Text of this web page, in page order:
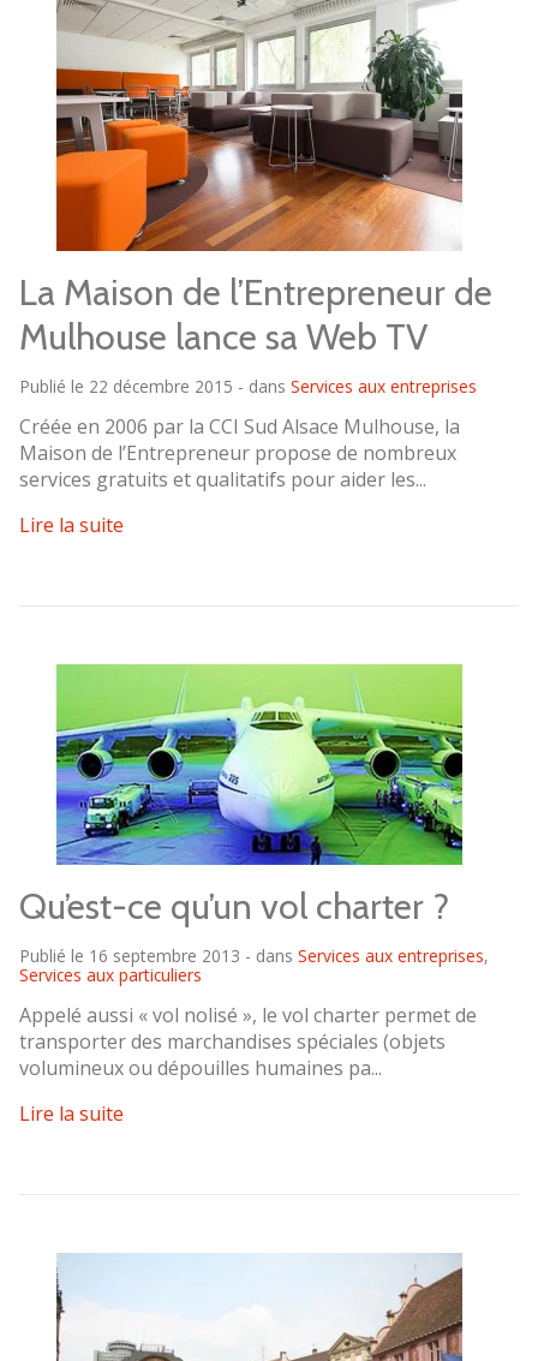
La Maison de l’Entrepreneur de
Mulhouse lance sa Web TV
Publié le 22 décembre 2015 - dans Services aux entreprises
Créée en 2006 par la CCI Sud Alsace Mulhouse, la
Maison de l’Entrepreneur propose de nombreux
services gratuits et qualitatifs pour aider les...
Lire la suite
Qu’est-ce qu’un vol charter ?
Publié le 16 septembre 2013 - dans Services aux entreprises,
Services aux particuliers
Appelé aussi « vol nolisé », le vol charter permet de
transporter des marchandises spéciales (objets
volumineux ou dépouilles humaines pa...
Lire la suite